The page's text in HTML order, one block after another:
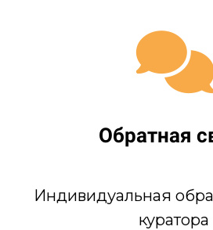
Обратная
Индивидуальная
куратора